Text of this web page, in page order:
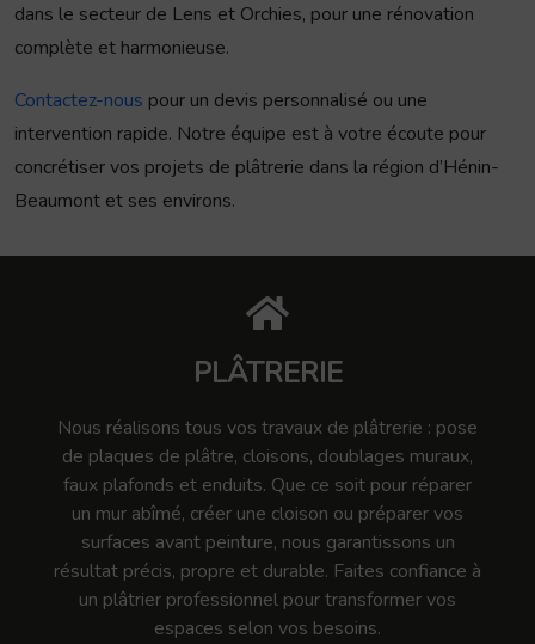
dans le secteur de Lens et Orchies, pour une rénovation
complète et harmonieuse.
Contactez-nous pour un devis personnalisé ou une
intervention rapide. Notre équipe est à votre écoute pour
concrétiser vos projets de plâtrerie dans la région d’Hénin-
Beaumont et ses environs.
PLÂTRERIE
Nous réalisons tous vos travaux de plâtrerie : pose
de plaques de plâtre, cloisons, doublages muraux,
faux plafonds et enduits. Que ce soit pour réparer
un mur abîmé, créer une cloison ou préparer vos
surfaces avant peinture, nous garantissons un
résultat précis, propre et durable. Faites confiance à
un plâtrier professionnel pour transformer vos
espaces selon vos besoins.